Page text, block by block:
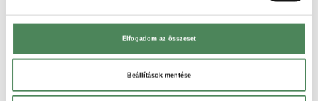
Elfogadom az összeset
Beállítások mentése